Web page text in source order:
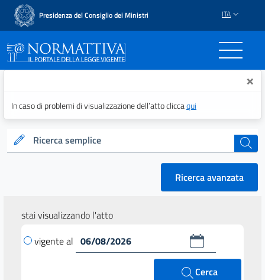
Presidenza del Consiglio dei Ministri ITA
Normattiva - Il portale ×
In caso di problemi di visualizzazione dell’atto cliccaqui
Ricerca semplice cerca
Ricerca avanzata
stai visualizzando l'atto
vigente al
Cerca